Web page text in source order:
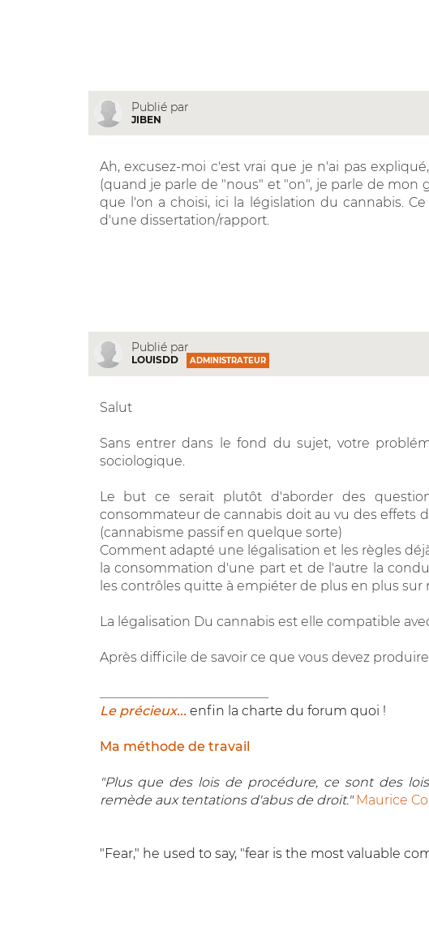
Publié par
JIBEN
Ah, excusez-moi c'est vrai que je n'ai pas
(quand je parle de "nous" et "on", je parle de
que l'on a choisi, ici la législation du cannabis.
d'une dissertation/rapport.
Publié par
LOUISDD ADMINISTRATEUR
Salut
Sans entrer dans le fond du sujet, votre
sociologique.
Le but ce serait plutôt d'aborder des
consommateur de cannabis doit au vu des effets
(cannabisme passif en quelque sorte)
Comment adapté une légalisation et les règles
la consommation d'une part et de l'autre la
les contrôles quitte à empiéter de plus en plus sur
La légalisation Du cannabis est elle compatible
Après difficile de savoir ce que vous devez
Le précieux... enfin la charte du forum quoi !
Ma méthode de travail
"Plus que des lois de procédure, ce sont des
remède aux tentations d'abus de droit." Maurice
"Fear," he used to say, "fear is the most valuable